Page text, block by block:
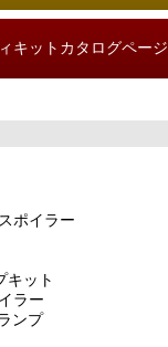
キットカタログページ
ポイラー
キット
ラー
ンプ